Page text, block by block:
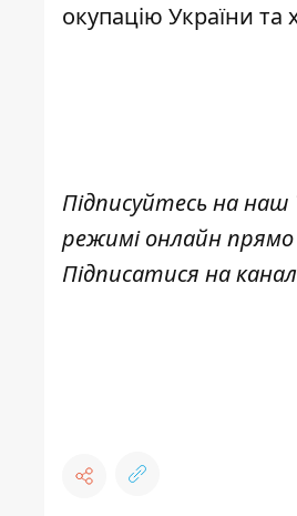
окупацію України та
Підписуйтесь на наш
режимі онлайн прямо
Підписатися на